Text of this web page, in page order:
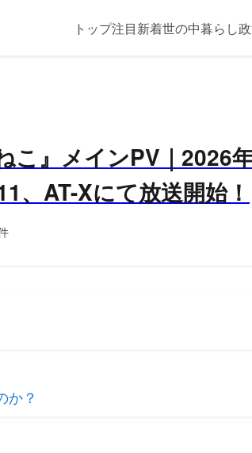
トップ注目新着世の中暮らし
こ』メインPV｜2026
、AT-Xにて放送開始！
か？